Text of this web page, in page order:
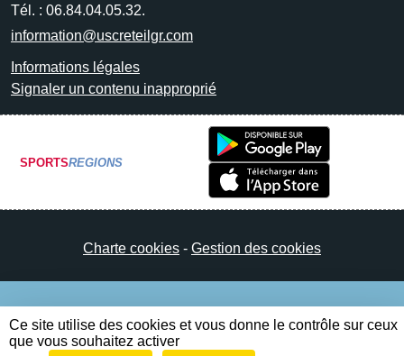
Tél. : 06.84.04.05.32.
information@uscreteilgr.com
Informations légales
Signaler un contenu inapproprié
SPORTSREGIONS
Charte cookies Gestion des cookies
Ce site utilise des cookies et vous donne le contrôle sur ceux
que vous souhaitez activer